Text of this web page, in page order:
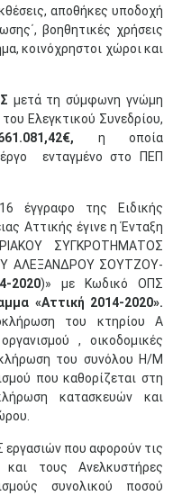
αποθήκες υποδοχή
βοηθητικές χρήσεις
κοινόχρηστοι χώροι και
μετά τη σύμφωνη γνώμη
Ελεγκτικού Συνεδρίου,
η οποία
ενταγμένο στο ΠΕΠ
έγγραφο της Ειδικής
Αττικής έγινε η Ένταξη
ΣΥΓΚΡΟΤΗΜΑΤΟΣ
ΑΛΕΞΑΝΔΡΟΥ ΣΟΥΤΖΟΥ-
2020)» με Κωδικό ΟΠΣ
«Αττική 2014-2020».
του κτηρίου Α
, οικοδομικές
του συνόλου Η/Μ
που καθορίζεται στη
κατασκευών και
που αφορούν τις
και τους Ανελκυστήρες
συνολικού ποσού